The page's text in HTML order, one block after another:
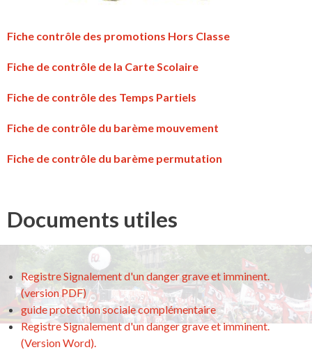
Fiche contrôle des promotions Hors Classe
Fiche de contrôle de la Carte Scolaire
Fiche de contrôle des Temps Partiels
Fiche de contrôle du barème mouvement
Fiche de contrôle du barème permutation
Documents utiles
Registre Signalement d'un danger grave et imminent.
(version PDF)
guide protection sociale complémentaire
Registre Signalement d'un danger grave et imminent.
(Version Word).